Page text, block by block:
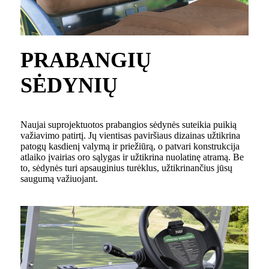
PRABANGIŲ
SĖDYNIŲ
Naujai suprojektuotos prabangios sėdynės suteikia puikią
važiavimo patirtį. Jų vientisas paviršiaus dizainas užtikrina
patogų kasdienį valymą ir priežiūrą, o patvari konstrukcija
atlaiko įvairias oro sąlygas ir užtikrina nuolatinę atramą. Be
to, sėdynės turi apsauginius turėklus, užtikrinančius jūsų
saugumą važiuojant.